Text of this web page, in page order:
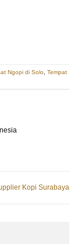
Ngopi di Solo, Tempat
Kopi Surabaya